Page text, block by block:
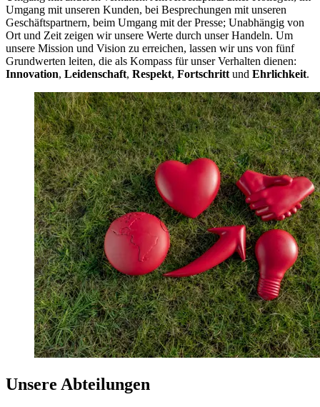
Umgang mit unseren Kunden, bei Besprechungen mit unseren
Geschäftspartnern, beim Umgang mit der Presse; Unabhängig von
Ort und Zeit zeigen wir unsere Werte durch unser Handeln. Um
unsere Mission und Vision zu erreichen, lassen wir uns von fünf
Grundwerten leiten, die als Kompass für unser Verhalten dienen:
Innovation, Leidenschaft, Respekt, Fortschritt und Ehrlichkeit.
Unsere Abteilungen